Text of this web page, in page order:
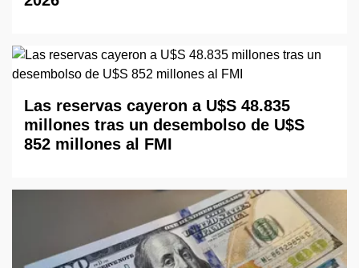
Las reservas cayeron a U$S 48.835
millones tras un desembolso de U$S
852 millones al FMI